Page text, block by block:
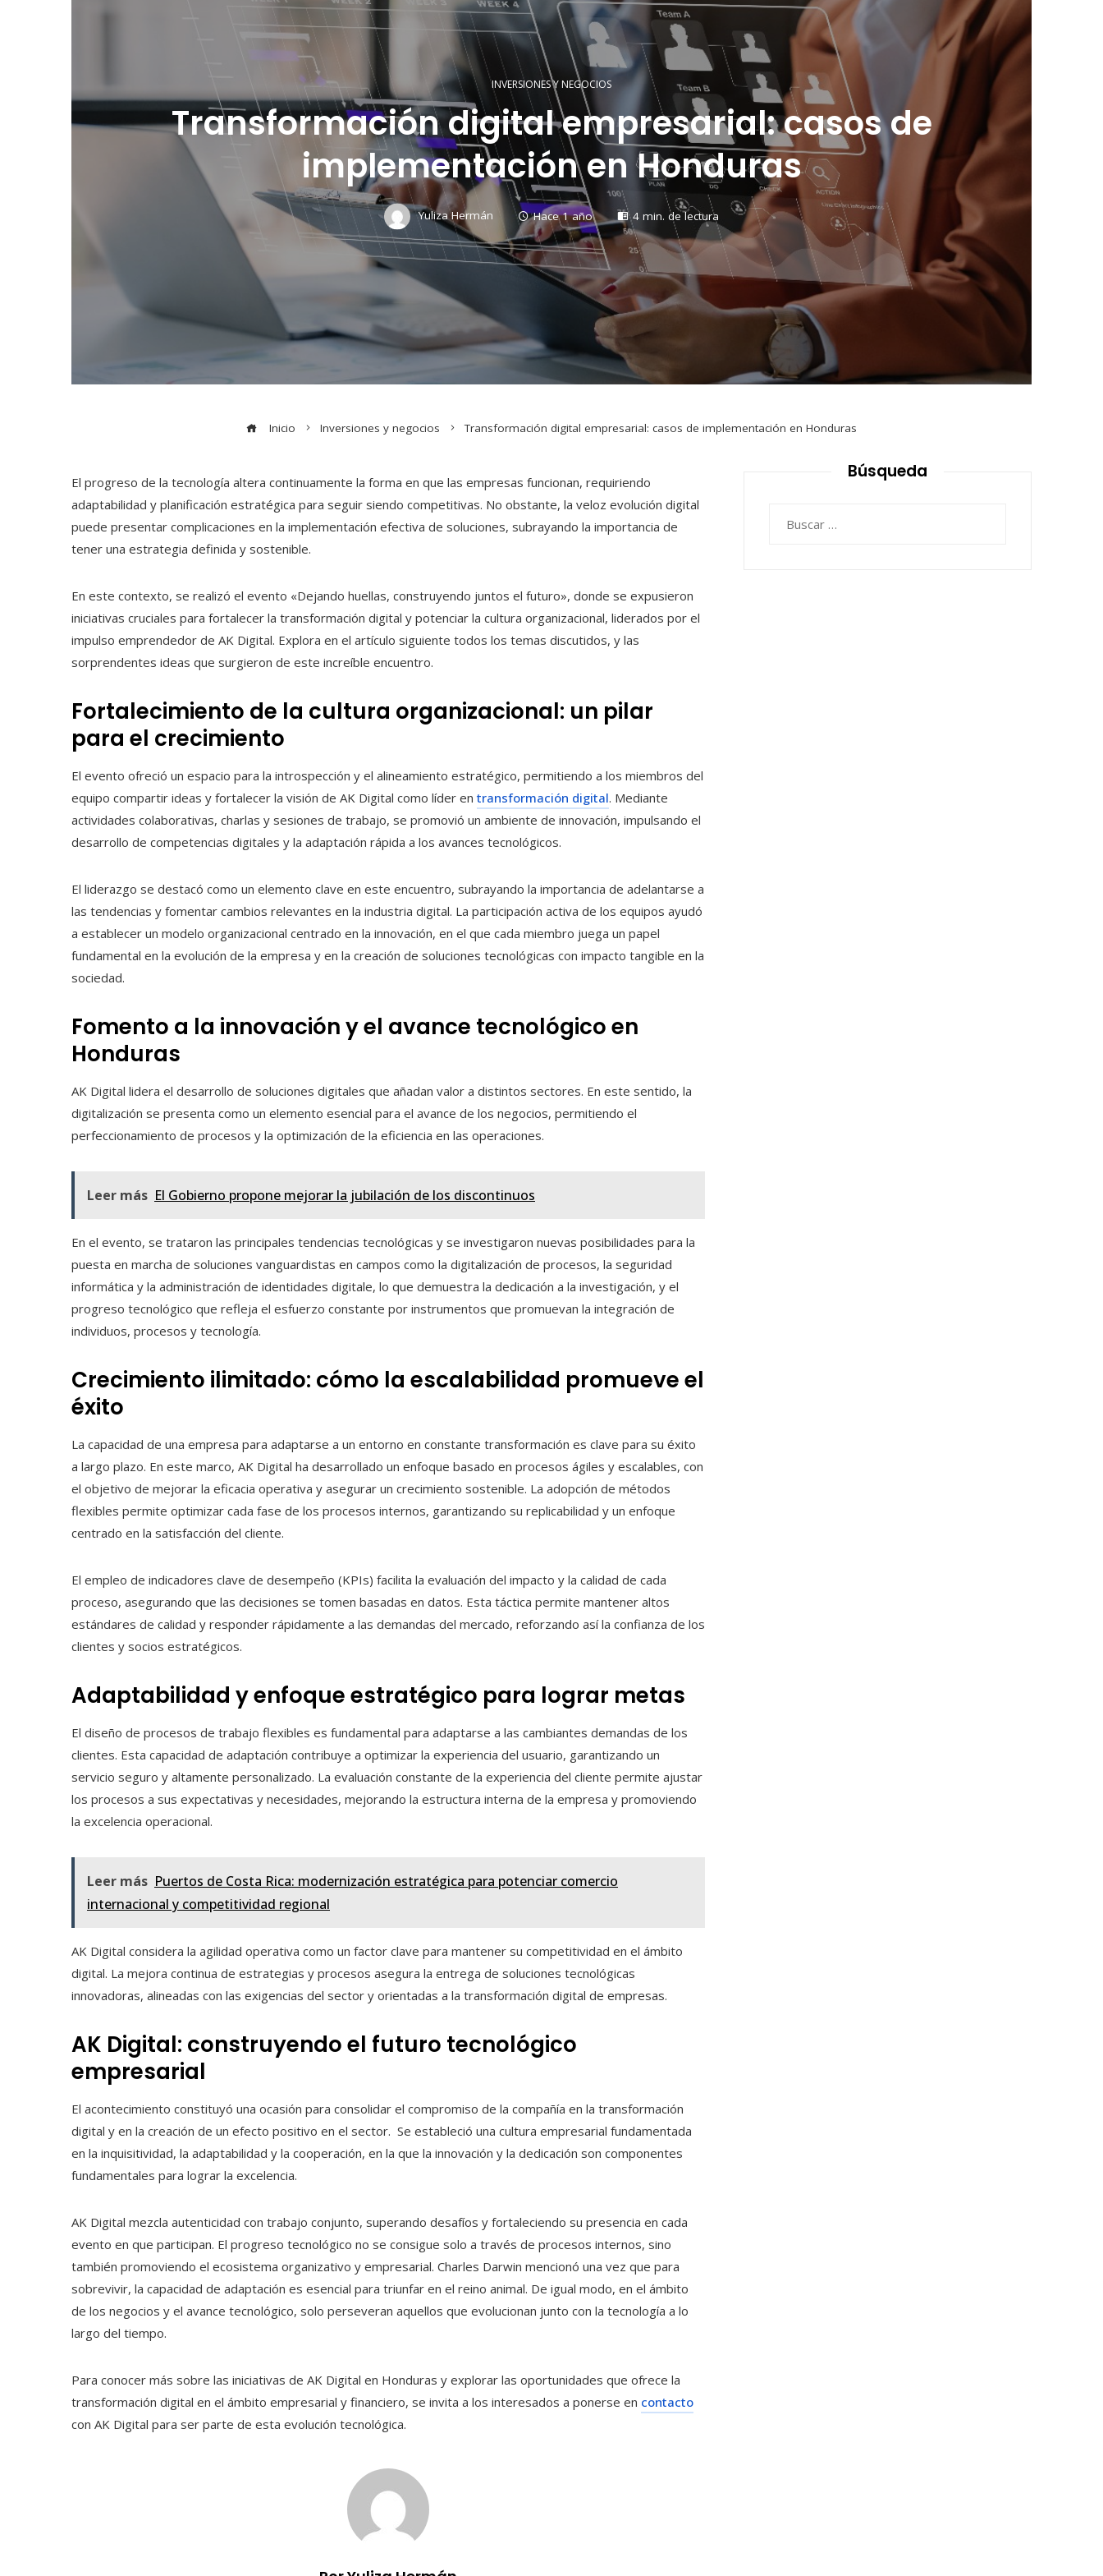
INVERSIONES Y NEGOCIOS
Transformación digital empresarial: casos de
implementación en Honduras
Yuliza Hermán Hace 1 año 4 min. de lectura
Inicio Inversiones y negocios Transformación digital empresarial: casos de implementación en Honduras
El progreso de la tecnología altera continuamente la forma en que las empresas funcionan, requiriendo
adaptabilidad y planificación estratégica para seguir siendo competitivas. No obstante, la veloz evolución digital
puede presentar complicaciones en la implementación efectiva de soluciones, subrayando la importancia de
tener una estrategia definida y sostenible.
En este contexto, se realizó el evento «Dejando huellas, construyendo juntos el futuro», donde se expusieron
iniciativas cruciales para fortalecer la transformación digital y potenciar la cultura organizacional, liderados por el
impulso emprendedor de AK Digital. Explora en el artículo siguiente todos los temas discutidos, y las
sorprendentes ideas que surgieron de este increíble encuentro.
Fortalecimiento de la cultura organizacional: un pilar
para el crecimiento
El evento ofreció un espacio para la introspección y el alineamiento estratégico, permitiendo a los miembros del
equipo compartir ideas y fortalecer la visión de AK Digital como líder en transformación digital. Mediante
actividades colaborativas, charlas y sesiones de trabajo, se promovió un ambiente de innovación, impulsando el
desarrollo de competencias digitales y la adaptación rápida a los avances tecnológicos.
El liderazgo se destacó como un elemento clave en este encuentro, subrayando la importancia de adelantarse a
las tendencias y fomentar cambios relevantes en la industria digital. La participación activa de los equipos ayudó
a establecer un modelo organizacional centrado en la innovación, en el que cada miembro juega un papel
fundamental en la evolución de la empresa y en la creación de soluciones tecnológicas con impacto tangible en la
sociedad.
Fomento a la innovación y el avance tecnológico en
Honduras
AK Digital lidera el desarrollo de soluciones digitales que añadan valor a distintos sectores. En este sentido, la
digitalización se presenta como un elemento esencial para el avance de los negocios, permitiendo el
perfeccionamiento de procesos y la optimización de la eficiencia en las operaciones.
Leer más El Gobierno propone mejorar la jubilación de los discontinuos
En el evento, se trataron las principales tendencias tecnológicas y se investigaron nuevas posibilidades para la
puesta en marcha de soluciones vanguardistas en campos como la digitalización de procesos, la seguridad
informática y la administración de identidades digitale, lo que demuestra la dedicación a la investigación, y el
progreso tecnológico que refleja el esfuerzo constante por instrumentos que promuevan la integración de
individuos, procesos y tecnología.
Crecimiento ilimitado: cómo la escalabilidad promueve el
éxito
La capacidad de una empresa para adaptarse a un entorno en constante transformación es clave para su éxito
a largo plazo. En este marco, AK Digital ha desarrollado un enfoque basado en procesos ágiles y escalables, con
el objetivo de mejorar la eficacia operativa y asegurar un crecimiento sostenible. La adopción de métodos
flexibles permite optimizar cada fase de los procesos internos, garantizando su replicabilidad y un enfoque
centrado en la satisfacción del cliente.
El empleo de indicadores clave de desempeño (KPIs) facilita la evaluación del impacto y la calidad de cada
proceso, asegurando que las decisiones se tomen basadas en datos. Esta táctica permite mantener altos
estándares de calidad y responder rápidamente a las demandas del mercado, reforzando así la confianza de los
clientes y socios estratégicos.
Adaptabilidad y enfoque estratégico para lograr metas
El diseño de procesos de trabajo flexibles es fundamental para adaptarse a las cambiantes demandas de los
clientes. Esta capacidad de adaptación contribuye a optimizar la experiencia del usuario, garantizando un
servicio seguro y altamente personalizado. La evaluación constante de la experiencia del cliente permite ajustar
los procesos a sus expectativas y necesidades, mejorando la estructura interna de la empresa y promoviendo
la excelencia operacional.
Leer más Puertos de Costa Rica: modernización estratégica para potenciar comercio
internacional y competitividad regional
AK Digital considera la agilidad operativa como un factor clave para mantener su competitividad en el ámbito
digital. La mejora continua de estrategias y procesos asegura la entrega de soluciones tecnológicas
innovadoras, alineadas con las exigencias del sector y orientadas a la transformación digital de empresas.
AK Digital: construyendo el futuro tecnológico
empresarial
El acontecimiento constituyó una ocasión para consolidar el compromiso de la compañía en la transformación
digital y en la creación de un efecto positivo en el sector. Se estableció una cultura empresarial fundamentada
en la inquisitividad, la adaptabilidad y la cooperación, en la que la innovación y la dedicación son componentes
fundamentales para lograr la excelencia.
AK Digital mezcla autenticidad con trabajo conjunto, superando desafíos y fortaleciendo su presencia en cada
evento en que participan. El progreso tecnológico no se consigue solo a través de procesos internos, sino
también promoviendo el ecosistema organizativo y empresarial. Charles Darwin mencionó una vez que para
sobrevivir, la capacidad de adaptación es esencial para triunfar en el reino animal. De igual modo, en el ámbito
de los negocios y el avance tecnológico, solo perseveran aquellos que evolucionan junto con la tecnología a lo
largo del tiempo.
Para conocer más sobre las iniciativas de AK Digital en Honduras y explorar las oportunidades que ofrece la
transformación digital en el ámbito empresarial y financiero, se invita a los interesados a ponerse en contacto
con AK Digital para ser parte de esta evolución tecnológica.
Búsqueda